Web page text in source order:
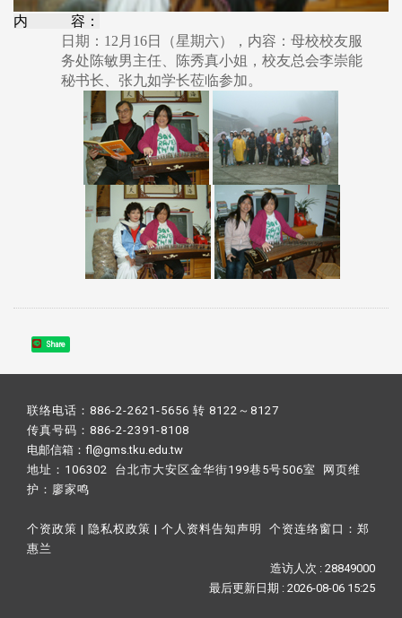
内 容：
日期：12月16日（星期六），内容：母校校友服
务处陈敏男主任、陈秀真小姐，校友总会李崇能
秘书长、张九如学长莅临参加。
Share
联络电话：886-2-2621-5656 转 8122～8127
传真号码：886-2-2391-8108
电邮信箱：fl@gms.tku.edu.tw
地址：106302 台北市大安区金华街199巷5号506室 网页维
护： 廖家鸣​
个资政策 | 隐私权政策 | 个人资料告知声明 个资连络窗口： 郑
惠兰
造访人次 : 28849000
最后更新日期 :2026-08-06 15:25